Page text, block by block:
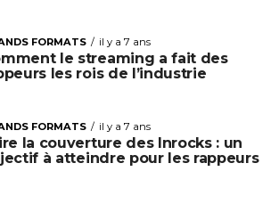
FORMATS il y a 7 ans
le streaming a fait des
les rois de l’industrie
FORMATS il y a 7 ans
la couverture des Inrocks : un
à atteindre pour les rappeurs